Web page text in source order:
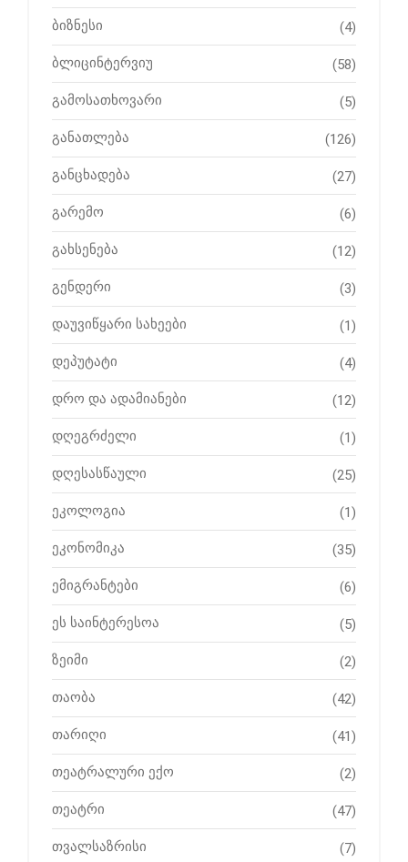
ბიზნესი (4)
ბლიცინტერვიუ (58)
გამოსათხოვარი (5)
განათლება (126)
განცხადება (27)
გარემო (6)
გახსენება (12)
გენდერი (3)
დაუვიწყარი სახეები (1)
დეპუტატი (4)
დრო და ადამიანები (12)
დღეგრძელი (1)
დღესასწაული (25)
ეკოლოგია (1)
ეკონომიკა (35)
ემიგრანტები (6)
ეს საინტერესოა (5)
ზეიმი (2)
თაობა (42)
თარიღი (41)
თეატრალური ექო (2)
თეატრი (47)
თვალსაზრისი (7)